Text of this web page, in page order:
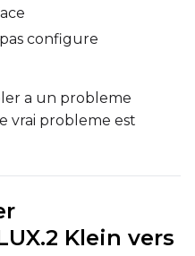
LoRA Scale
Width
configure
a un probleme
vrai probleme est
Klein vers